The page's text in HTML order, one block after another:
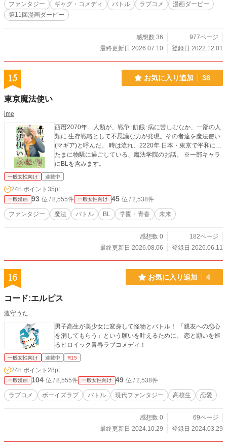
ファンタジー ギャグ・コメディ バトル ラブコメ
漫画ダービー
第11回漫画ダービー
感想数 36
977ページ
最終更新日 2026.07.10
登録日 2022.12.01
15 お気に入り追加 38
東京魔法使い
ime
西暦2070年…人類が、戦争･飢餓･病に苦しむなか、一部の人
類に 生存戦略として不思議な力が発現。その者達を魔法使い
(マギア)と呼んだ。 時は流れ、2220年 日本・東京で平和に…
たまに物騒に過ごしている、魔法学院のお話。 ※一部キャラ
にBLを含みます。
一般女性向け 連載中
24h.ポイント 35pt
一般漫画 93 位 / 8,555件 一般女性向け 45 位 / 2,538件
ファンタジー 魔法 バトル BL 学園・青春 未来
感想数 0
182ページ
最終更新日 2026.08.06
登録日 2026.06.11
16 お気に入り追加 4
コード:エルピス
渡守うた
男子高生が美少女に変身して怪物とバトル！ 「親友への恋心
を消してもらう」という願いを叶えるために。 恋と願いを巡
るヒロイック青春ラブコメディ！
一般女性向け 連載中 R15
24h.ポイント 28pt
一般漫画 104 位 / 8,555件 一般女性向け 49 位 / 2,538件
ラブコメ ボーイズラブ バトル 現代ファンタジー 高校生 恋愛
感想数 0
69ページ
最終更新日 2024.10.29
登録日 2024.03.29